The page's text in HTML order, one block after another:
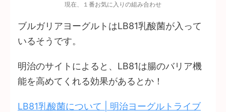
現在、１番お気に入りの組み合わせ
ブルガリアヨーグルトはLB81乳酸菌が入って
いるそうです。
明治のサイトによると、LB81は腸のバリア機
能を高めてくれる効果があるとか！
LB81乳酸菌について | 明治ヨーグルトライブ